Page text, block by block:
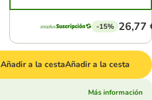
-15% 26,77
Añadir a la cestaAñadir a la cesta
Más información